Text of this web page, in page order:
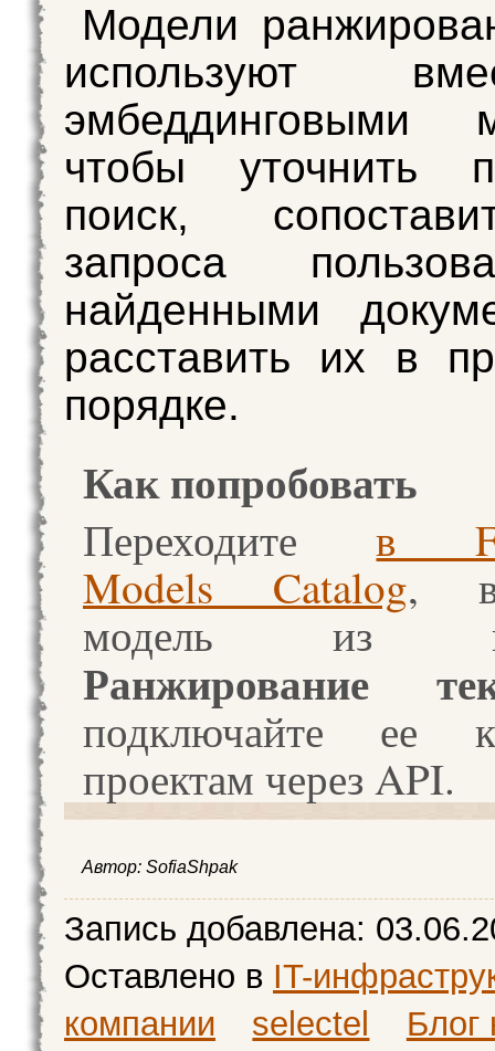
Модели
используют
эмбеддинговыми
чтобы уточнить
поиск,
запроса
найденными
расставить их в
порядке.
Как попробовать
Переходитев
Models Catalog,
модель из
Ранжирование
подключайте ее
проектам через API.
Автор: SofiaShpak
Запись добавлена:
Оставлено в IT-
компании
selectel
Блог